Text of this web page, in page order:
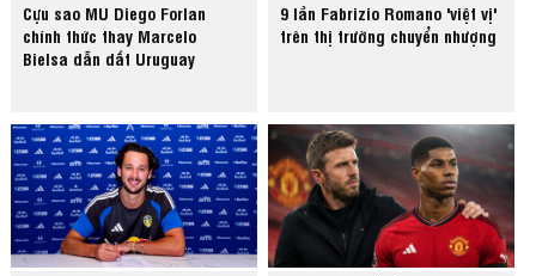
Cựu sao MU Diego Forlan
chính thức thay Marcelo
Bielsa dẫn dắt Uruguay
9 lần Fabrizio Romano 'việt vị'
trên thị trường chuyển nhượng